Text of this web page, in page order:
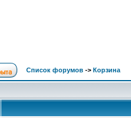
Список форумов -> Корзина